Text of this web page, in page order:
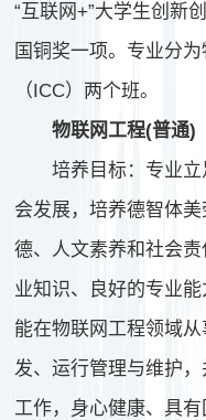
“互联网+”大学生创新
国铜奖一项。 专业分
（ICC）两个班。
物联网工程(普通)
培养目标：专业
会发展，培养德智体
德、人文素养和社会
业知识、良好的专业能
能在物联网工程领域
发、运行管理与维护
工作，身心健康、具